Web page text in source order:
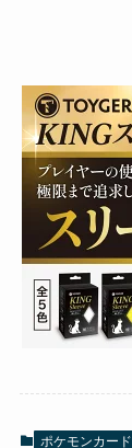
ポケモンカード